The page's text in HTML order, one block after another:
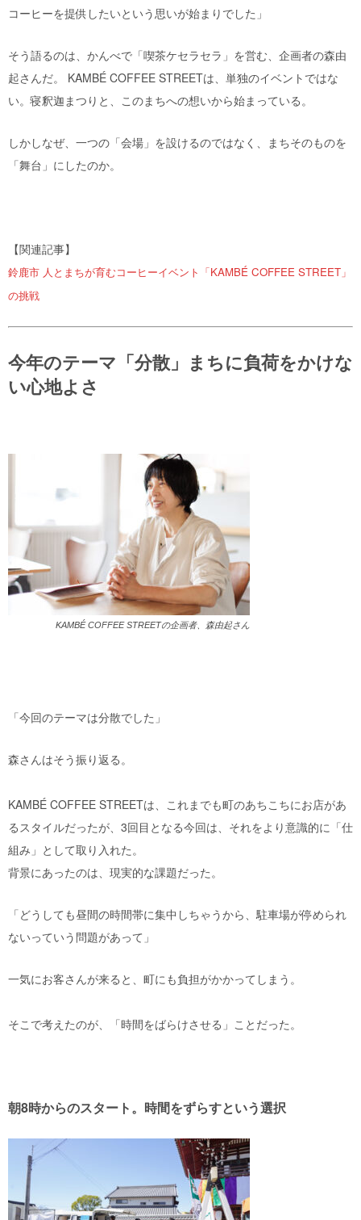
コーヒーを提供したいという思いが始まりでした」
そう語るのは、かんべで「喫茶ケセラセラ」を営む、企画者の森由
起さんだ。 KAMBÉ COFFEE STREETは、単独のイベントではな
い。寝釈迦まつりと、このまちへの想いから始まっている。
しかしなぜ、一つの「会場」を設けるのではなく、まちそのものを
「舞台」にしたのか。
【関連記事】
鈴鹿市 人とまちが育むコーヒーイベント「KAMBÉ COFFEE STREET」
の挑戦
今年のテーマ「分散」まちに負荷をかけな
い心地よさ
KAMBÉ COFFEE STREETの企画者、森由起さん
「今回のテーマは分散でした」
森さんはそう振り返る。
KAMBÉ COFFEE STREETは、これまでも町のあちこちにお店があ
るスタイルだったが、3回目となる今回は、それをより意識的に「仕
組み」として取り入れた。
背景にあったのは、現実的な課題だった。
「どうしても昼間の時間帯に集中しちゃうから、駐車場が停められ
ないっていう問題があって」
一気にお客さんが来ると、町にも負担がかかってしまう。
そこで考えたのが、「時間をばらけさせる」ことだった。
朝8時からのスタート。時間をずらすという選択